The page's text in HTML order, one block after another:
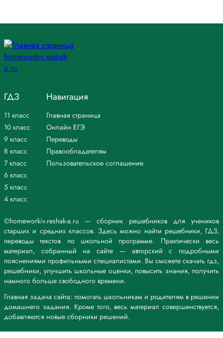
©homeworkiv.reshak-a.ru — сборник решебников для учеников
старших и средних классов. Здесь можно найти решебники, ГДЗ,
переводы текстов по школьной программе. Практически весь
материал, собранный на сайте — авторский с подробными
пояснениями профильными специалистами. Вы сможете скачать гдз,
решебники, улучшить школьные оценки, повысить знания, получить
намного больше свободного времени.
Главная задача сайта: помогать школьникам и родителям в решении
домашнего задания. Кроме того, весь материал совершенствуется,
добавляются новые сборники решений.
ГДЗ
11 класс
10 класс
9 класс
8 класс
7 класс
6 класс
5 класс
4 класс
Навигация
Главная страница
Онлайн ЕГЭ
Переводы
Правообладателям
Пользовательское соглашение